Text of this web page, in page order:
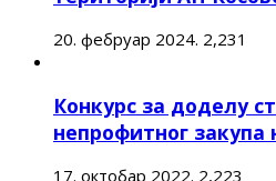
20. фебруар 2024. 2,231
Конкурс за доделу
непрофитног
17. октобар 2022. 2,223